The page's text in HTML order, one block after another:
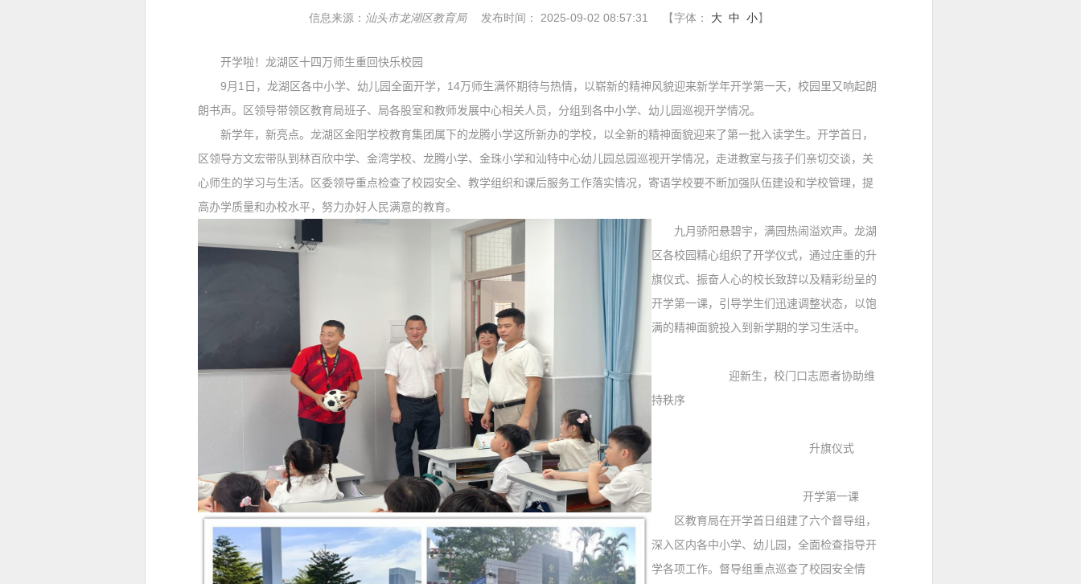
信息来源： 汕头市龙湖区教育局发布时间： 2025-09-02 08:57:31 【字体： 大 中 小】
开学啦！ 龙湖区十四万师生重回快乐校园
9月 1 日，龙湖区各中小学、幼儿园全面开学， 14万师生满怀期待与热情，以崭新的精神风貌迎来新学年开学第一天，校园里又响起朗
朗书声。区领导带领区教育局班子、局各股室和教师发展中心相关人员，分组到各中小学、幼儿园巡视开学情况。
新学年，新亮点。龙湖区金阳学校教育集团属下的龙腾小学这所新办的学校，以全新的精神面貌迎来了第一批入读学生。开学首日，
区领导方文宏带队到林百欣中学、金湾学校、龙腾小学、金珠小学和汕特中心幼儿园总园巡视开学情况，走进教室与孩子们亲切交谈，关
心师生的学习与生活。区委领导重点检查了校园安全、教学组织和课后服务工作落实情况，寄语学校要不断加强队伍建设和学校管理，提
高办学质量和办校水平，努力办好人民满意的教育。
九月骄阳悬碧宇，满园热闹溢欢声。龙湖
区各校园精心组织了开学仪式，通过庄重的升
旗仪式、振奋人心的校长致辞以及精彩纷呈的
开学第一课，引导学生们迅速调整状态，以饱
满的精神面貌投入到新学期的学习生活中。
迎新生， 校门口志愿者协助维
持秩序
升旗仪式
开学第一课
区教育局在开学首日组建了六个督导组，
深入区内各中小学、幼儿园，全面检查指导开
学各项工作。督导组重点巡查了校园安全情